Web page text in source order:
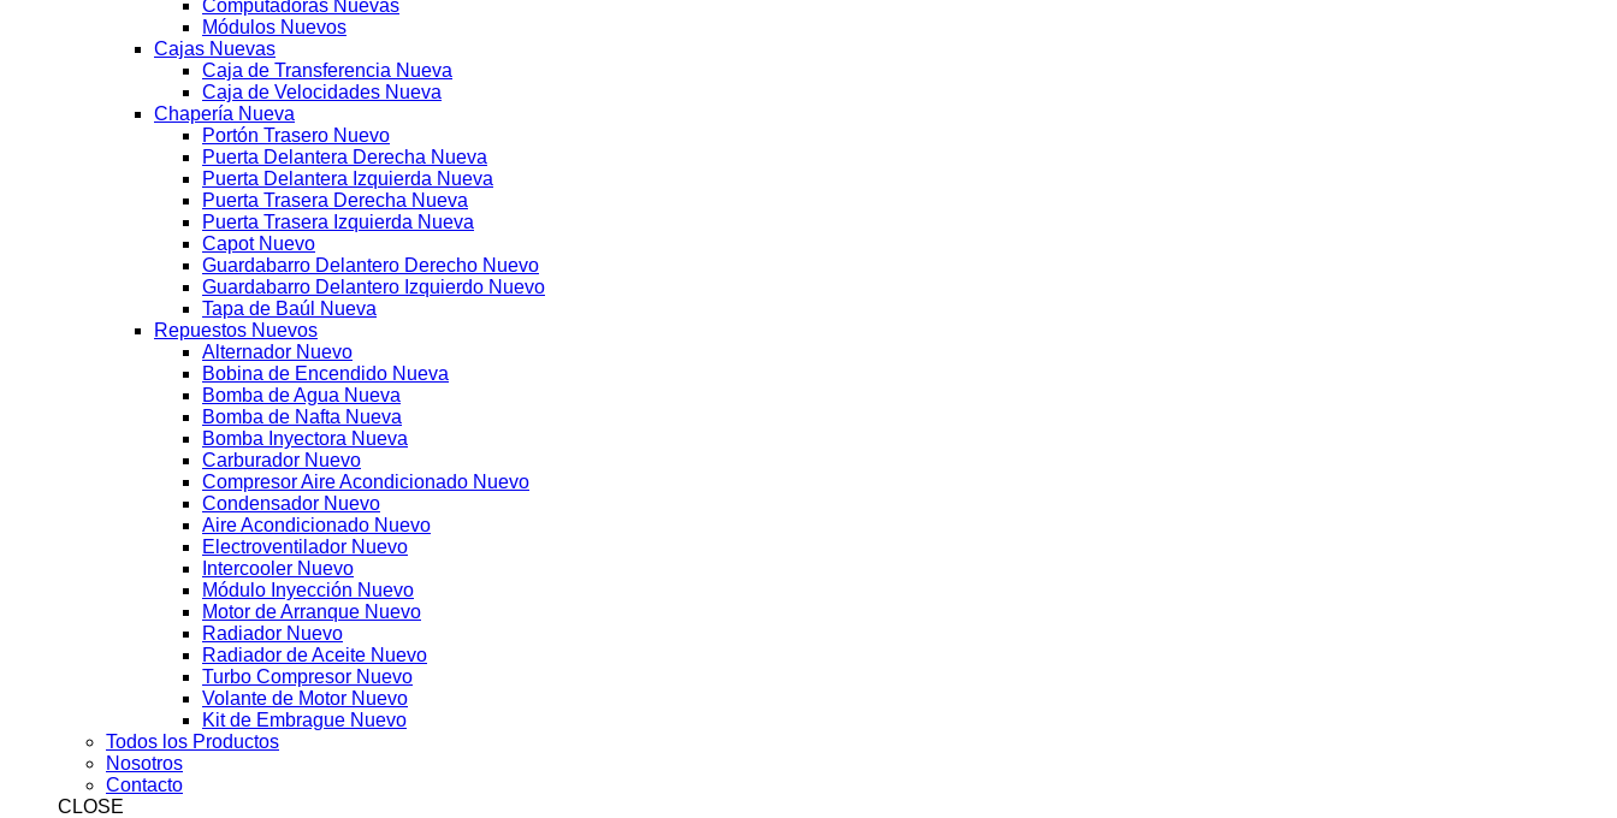
Computadoras Nuevas
Módulos Nuevos
Cajas Nuevas
Caja de Transferencia Nueva
Caja de Velocidades Nueva
Chapería Nueva
Portón Trasero Nuevo
Puerta Delantera Derecha Nueva
Puerta Delantera Izquierda Nueva
Puerta Trasera Derecha Nueva
Puerta Trasera Izquierda Nueva
Capot Nuevo
Guardabarro Delantero Derecho Nuevo
Guardabarro Delantero Izquierdo Nuevo
Tapa de Baúl Nueva
Repuestos Nuevos
Alternador Nuevo
Bobina de Encendido Nueva
Bomba de Agua Nueva
Bomba de Nafta Nueva
Bomba Inyectora Nueva
Carburador Nuevo
Compresor Aire Acondicionado Nuevo
Condensador Nuevo
Aire Acondicionado Nuevo
Electroventilador Nuevo
Intercooler Nuevo
Módulo Inyección Nuevo
Motor de Arranque Nuevo
Radiador Nuevo
Radiador de Aceite Nuevo
Turbo Compresor Nuevo
Volante de Motor Nuevo
Kit de Embrague Nuevo
Todos los Productos
Nosotros
Contacto
CLOSE